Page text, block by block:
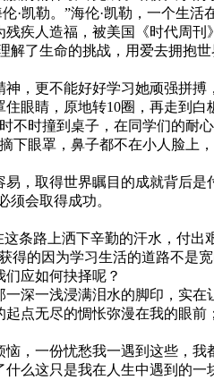
·凯勒。”海伦·凯勒，一个生
疾人造福，被美国《时代周刊
了生命的挑战，用爱去拥抱
，更不能好好学习她顽强拼搏
眼睛，原地转10圈，再走到
时撞到桌子，在同学们的耐
下眼罩，鼻子都不在小人脸
，取得世界瞩目的成就背后是
会取得成功。
条路上洒下辛勤的汗水，付出
得的因为学习生活的道路不是
应如何抉择呢？
深一浅浸满泪水的脚印，实
点无尽的惆怅弥漫在我的眼
，一份忧愁我一遇到这些，
么这只是我在人生中遇到的